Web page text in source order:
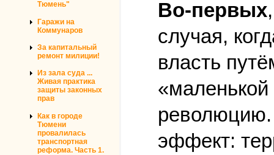
Тюмень"
Гаражи на
Коммунаров
За капитальный
ремонт милиции!
Из зала суда ...
Живая практика
защиты законных
прав
Как в городе
Тюмени
провалилась
транспортная
реформа. Часть 1.
Во-первых
случая,
власть
революцию.
эффект: